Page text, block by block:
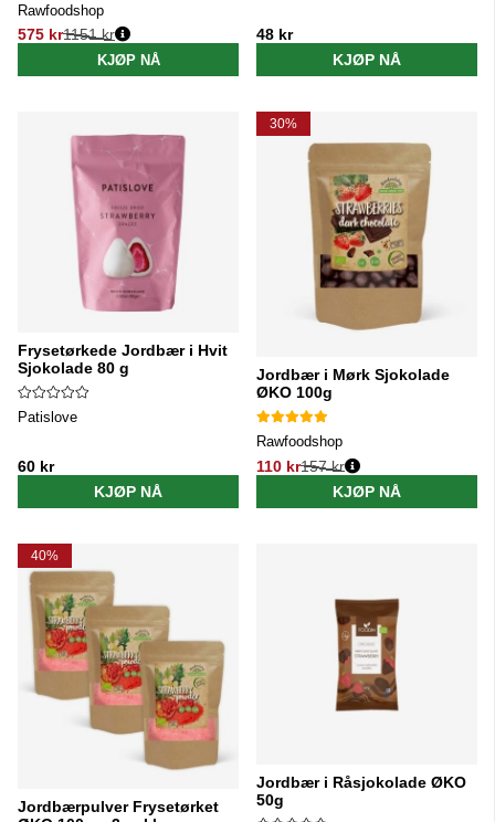
Rawfoodshop
575 kr
Vanlig pris:
1151 kr
KJØP NÅ
48 kr
KJØP NÅ
Frysetørkede Jordbær i Hvit
Sjokolade 80 g
Patislove
60 kr
KJØP NÅ
30%
Jordbær i Mørk Sjokolade
ØKO 100g
Rawfoodshop
110 kr
Vanlig pris:
157 kr
KJØP NÅ
40%
Jordbærpulver Frysetørket
Jordbær i Råsjokolade ØKO
50g